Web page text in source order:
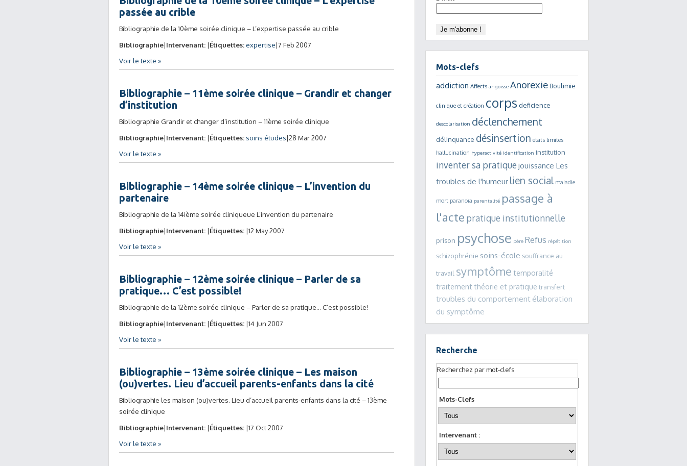
passée au crible
Bibliographie de la 10ème soirée clinique – L’expertise passée au crible
Bibliographie Intervenant: Étiquettes:expertise 7 Feb 2007
Voir le texte »
Bibliographie – 11ème soirée clinique – Grandir et changer
d’institution
Bibliographie Grandir et changer d’institution – 11ème soirée clinique
Bibliographie Intervenant: Étiquettes: soins études 28 Mar 2007
Voir le texte »
Bibliographie – 14ème soirée clinique – L’invention du
partenaire
Bibliographie de la 14ième soirée cliniqueue L’invention du partenaire
Bibliographie Intervenant: Étiquettes: 12 May 2007
Voir le texte »
Bibliographie – 12ème soirée clinique – Parler de sa
pratique… C’est possible!
Bibliographie de la 12ème soirée clinique – Parler de sa pratique… C’est possible!
Bibliographie Intervenant: Étiquettes: 14 Jun 2007
Voir le texte »
Bibliographie – 13ème soirée clinique – Les maison
(ou)vertes. Lieu d’accueil parents-enfants dans la cité
Bibliographie les maison (ou)vertes. Lieu d’accueil parents-enfants dans la cité – 13ème
soirée clinique
Bibliographie Intervenant: Étiquettes: 17 Oct 2007
Voir le texte »
Mots-clefs
addiction Affects angoisse AnorexieBoulimie
clinique et création corps deficience
descolarisation déclenchement
délinquance désinsertion etats limites
hallucination hyperactivité identification institution
inventer sa pratique jouissance Les
troubles de l'humeur lien social maladie
mort paranoïa parentalité passage à
l'acte pratique institutionnelle
prison psychose père Refus répétition
schizophrénie soins-école souffrance au
travail symptôme temporalité
traitementthéorie et pratique transfert
troubles du comportement élaboration
du symptôme
Recherche
Recherchez par mot-clefs
Mots-Clefs
Intervenant :